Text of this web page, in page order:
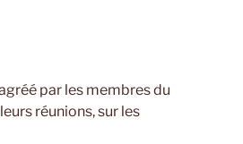
par les membres du
réunions, sur les